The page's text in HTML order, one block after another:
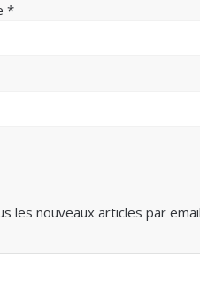
*
les nouveaux articles par